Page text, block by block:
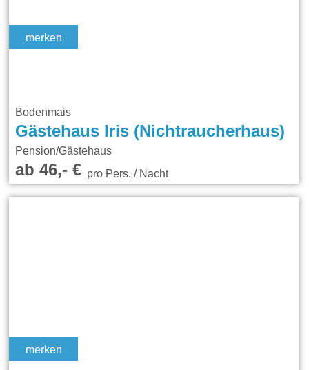
merken
Bodenmais
Gästehaus Iris (Nichtraucherhaus)
Pension/Gästehaus
ab 46,- €pro Pers. / Nacht
merken